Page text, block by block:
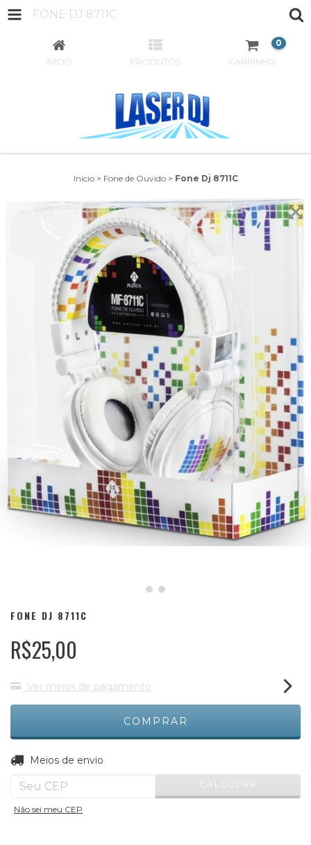
FONE DJ 8711C
INÍCIO PRODUTOS CARRINHO
0
Início > Fone de Ouvido > Fone Dj 8711C
FONE DJ 8711C
R$25,00
Ver meios de pagamento
Entregas para o CEP:
Meios de envio
CALCULAR
Não sei meu CEP